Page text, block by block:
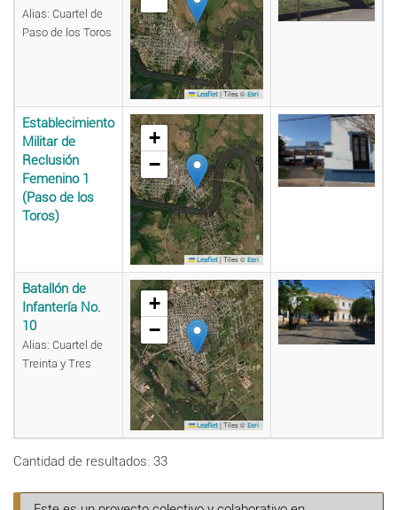
Alias: Cuartel de
Paso de los Toros
Leaflet |Tiles © Esri
Establecimiento
Militar de
Reclusión
Femenino 1
(Paso de los
Toros)
+
−
Leaflet |Tiles © Esri
Batallón de
Infantería No.
10
Alias: Cuartel de
Treinta y Tres
+
−
Leaflet |Tiles © Esri
Cantidad de resultados: 33